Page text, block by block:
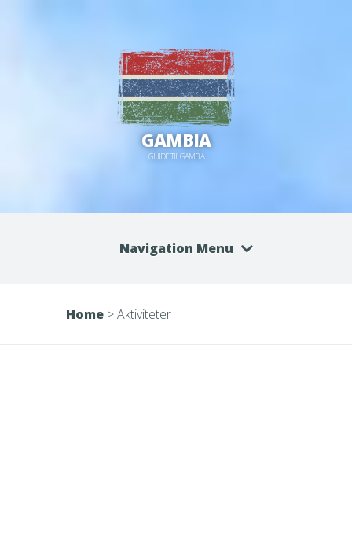
GAMBIA
GUIDE TIL GAMBIA
Navigation Menu
Home >Aktiviteter